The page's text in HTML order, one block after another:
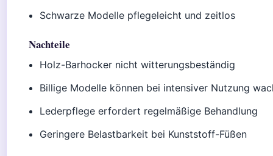
Schwarze Modelle pflegeleicht und zeitlos
Nachteile
Holz-Barhocker nicht witterungsbeständig
Billige Modelle können bei intensiver Nutzung
Lederpflege erfordert regelmäßige Behandlung
Geringere Belastbarkeit bei Kunststoff-Füßen